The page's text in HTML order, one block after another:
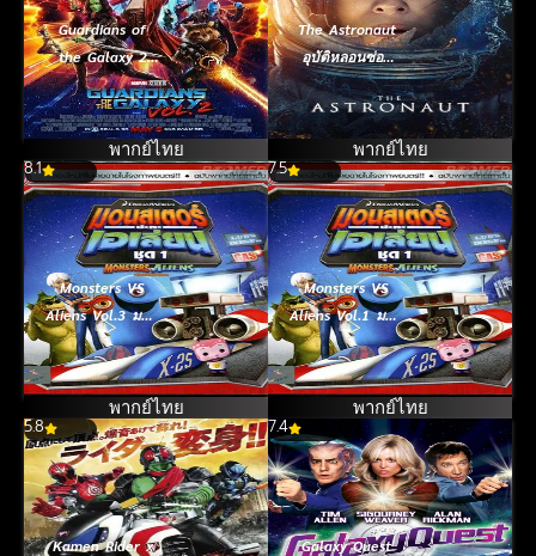
Guardians of
the Galaxy 2
รวมพันธุ์นักสู้
พิทักษ์จักรวาล 2
(2017)พากย์ไทย
The Astronaut
อุบัติหลอนซ่อน
ปริศนา (2025)
พากย์ไทย
8.1
Monsters VS
Aliens Vol.3 มอน
สเตอร์ปะทะเอ
เลี่ยน ชุด 3
พากย์ไทย
7.5
Monsters VS
Aliens Vol.1 มอน
สเตอร์ปะทะเอ
เลี่ยน ชุด 1
พากย์ไทย
5.8
Kamen Rider x
7.4
Galaxy Quest